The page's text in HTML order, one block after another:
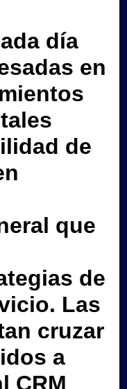
día
en
de
que
de
Las
cruzar
a
CRM